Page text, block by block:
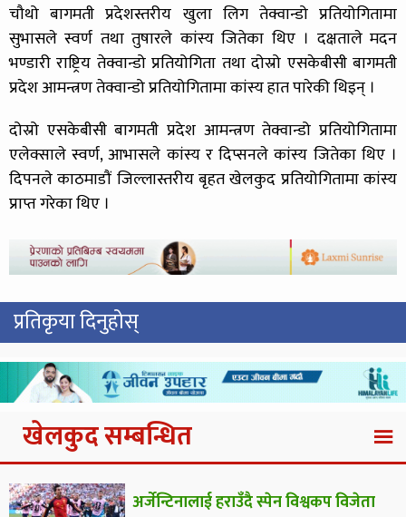
चौथो बागमती प्रदेशस्तरीय खुला लिग तेक्वान्डो प्रतियोगितामा
सुभासले स्वर्ण तथा तुषारले कांस्य जितेका थिए । दक्षताले मदन
भण्डारी राष्ट्रिय तेक्वान्डो प्रतियोगिता तथा दोस्रो एसकेबीसी बागमती
प्रदेश आमन्त्रण तेक्वान्डो प्रतियोगितामा कांस्य हात पारेकी थिइन् ।
दोस्रो एसकेबीसी बागमती प्रदेश आमन्त्रण तेक्वान्डो प्रतियोगितामा
एलेक्साले स्वर्ण, आभासले कांस्य र दिप्सनले कांस्य जितेका थिए ।
दिपनले काठमाडौं जिल्लास्तरीय बृहत खेलकुद प्रतियोगितामा कांस्य
प्राप्त गरेका थिए ।
प्रतिकृया दिनुहोस्
खेलकुद सम्बन्धित
अर्जेन्टिनालाई हराउँदै स्पेन विश्वकप विजेता